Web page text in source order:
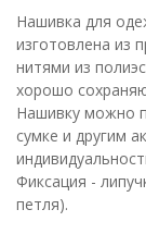
Нашивка для
изготовлена из
нитями из
хорошо
Нашивку можно
сумке и другим
Фиксация -
петля).